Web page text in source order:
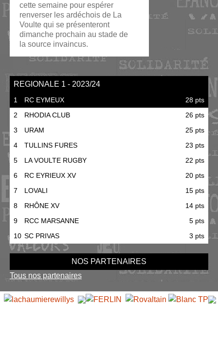
cette semaine pour espérer
renverser les ardéchois de La
Voulte qui se présenteront
dimanche prochain au stade de
la source invaincus.
REGIONALE 1 - 2023/24
1 RC EYMEUX
28 pts
2
RHODIA CLUB
26 pts
3
URAM
25 pts
4
TULLINS FURES
23 pts
5
LA VOULTE RUGBY
22 pts
6
RC EYRIEUX XV
20 pts
7
LOVALI
15 pts
8
RHÔNE XV
14 pts
9
RCC MARSANNE
5 pts
10 SC PRIVAS 3 pts
NOS PARTENAIRES
Tous nos partenaires